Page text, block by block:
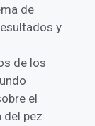
de
y
de los
el
del pez